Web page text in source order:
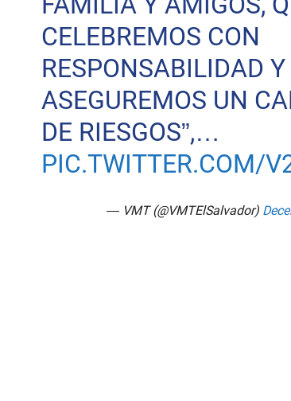
CELEBREMOS CON
RESPONSABILIDAD Y
ASEGUREMOS UN
DE RIESGOS”,…
PIC.TWITTER.COM/
— VMT (@VMTElSalvador)